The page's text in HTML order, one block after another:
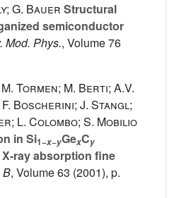
G. Bauer Structural
semiconductor
Mod. Phys., Volume 76
Tormen; M. Berti; A.V.
Boscherini; J. Stangl;
L. Colombo; S. Mobilio
in Si1−x−yGexCy
ray absorption fine
B, Volume 63 (2001), p.